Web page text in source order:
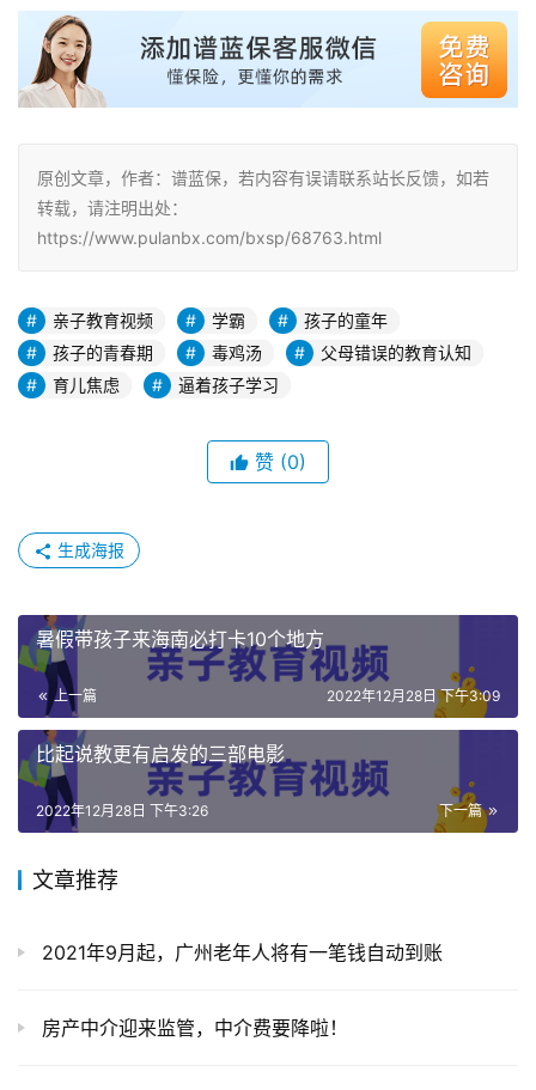
原创文章，作者：谱蓝保，若内容有误请联系站长反馈，如若
转载，请注明出处：
https://www.pulanbx.com/bxsp/68763.html
亲子教育视频 学霸
孩子的童年
孩子的青春期
毒鸡汤
父母错误的教育认知
育儿焦虑
逼着孩子学习
赞 (0)
生成海报
暑假带孩子来海南必打卡10个地方
上一篇 2022年12月28日 下午3:09
比起说教更有启发的三部电影
下一篇
2022年12月28日 下午3:26
文章推荐
2021年9月起，广州老年人将有一笔钱自动到账
房产中介迎来监管，中介费要降啦！